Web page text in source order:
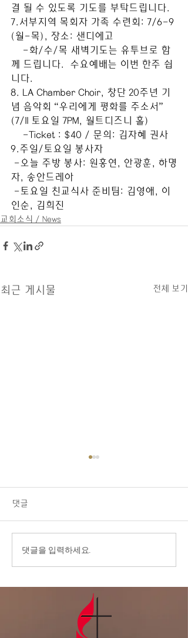
결 될 수 있도록 기도를 부탁드립니다.
7.서부지역 목회자 가족 수련회: 7/6-9
(월-목), 장소: 샌디에고
-화/수/목 새벽기도는 유투브로 함
께 드립니다.  수요예배는 이번 한주 쉽
니다.
8. LA Chamber Choir, 창단 20주년 기
념 음악회 “우리에게 평화를 주소서”
(7/11 토요일 7PM, 월트디즈니 홀)
-Ticket : $40 / 문의: 김자혜 권사
9.주일/토요일 봉사자
-오늘 주방 봉사: 원홍연, 안광훈, 하명
자, 송안드레아
-토요일 친교식사 준비팀: 김영애, 이
인순, 김희진
교회소식 / News
최근 게시물 전체 보기
1.오늘 LA 복음연합감리교회
료 중에 계신 분들을 위해서
기도를 부탁드립니다. 3.교회
결 될 수 있도록 기도를 부탁
주 성만찬 주일로 지킵니다.
댓글
댓글을 입력하세요.